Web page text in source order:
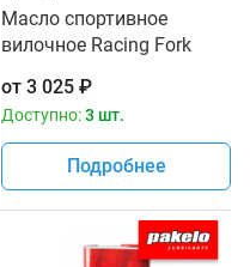
Масло спортивное
вилочное Racing Fork
Maxima 1 литр
от 3 025 ₽
Доступно:3 шт.
Подробнее